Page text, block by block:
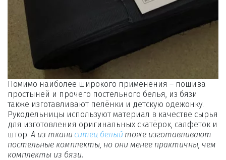
Помимо наиболее широкого применения – пошива
простыней и прочего постельного белья, из бязи
также изготавливают пелёнки и детскую одежонку.
Рукодельницы используют материал в качестве сырья
для изготовления оригинальных скатёрок, салфеток и
штор. А из ткани ситец белый тоже изготавливают
постельные комплекты, но они менее практичны, чем
комплекты из бязи.